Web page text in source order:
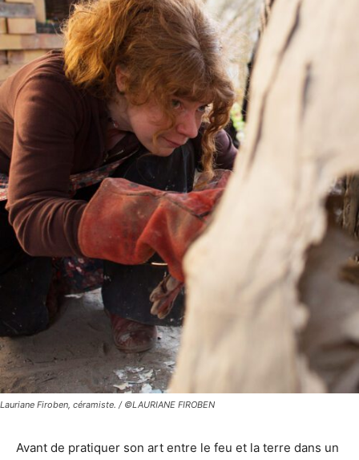
Lauriane Firoben, céramiste. / ©LAURIANE FIROBEN
Avant de pratiquer son art entre le feu et la terre dans un